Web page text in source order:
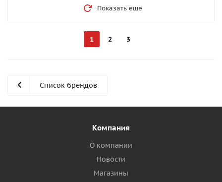
Показать еще
1 2 3
Список брендов
Компания
О компании
Новости
Магазины